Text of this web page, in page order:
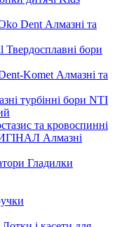
Алмазні та
Твердосплавні бори
Алмазні та
турбінні бори NTI
та кровоспинні
Алмазні
Гладилки